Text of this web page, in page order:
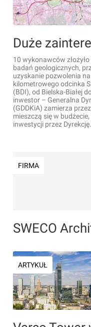
10 wykonawców
badań geologicznych,
uzyskanie pozwolenia
kilometrowego odcinka
(BDI), od Bielska-Białej
inwestor – Generalna
(GDDKiA) zamierza
mieszczą się w
inwestycji przez Dyrekcję.
FIRMA
SWECO
ARTYKUŁ